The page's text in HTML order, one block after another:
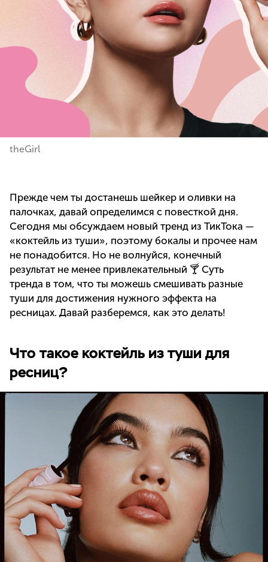
theGirl
Прежде чем ты достанешь шейкер и оливки на
палочках, давай определимся с повесткой дня.
Сегодня мы обсуждаем новый тренд из ТикТока —
«коктейль из туши», поэтому бокалы и прочее нам
не понадобится. Но не волнуйся, конечный
результат не менее привлекательный 🍸 Суть
тренда в том, что ты можешь смешивать разные
туши для достижения нужного эффекта на
ресницах. Давай разберемся, как это делать!
Что такое коктейль из туши для
ресниц?